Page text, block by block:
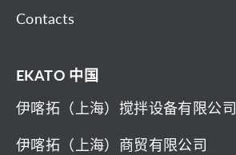
Contacts
EKATO 中国
伊喀拓（上海）搅拌设备有限公司
伊喀拓（上海）商贸有限公司